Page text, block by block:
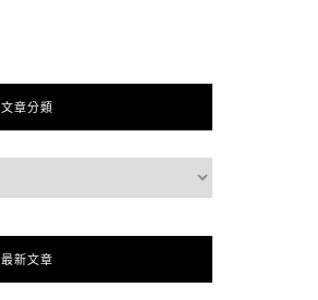
文章分類
最新文章